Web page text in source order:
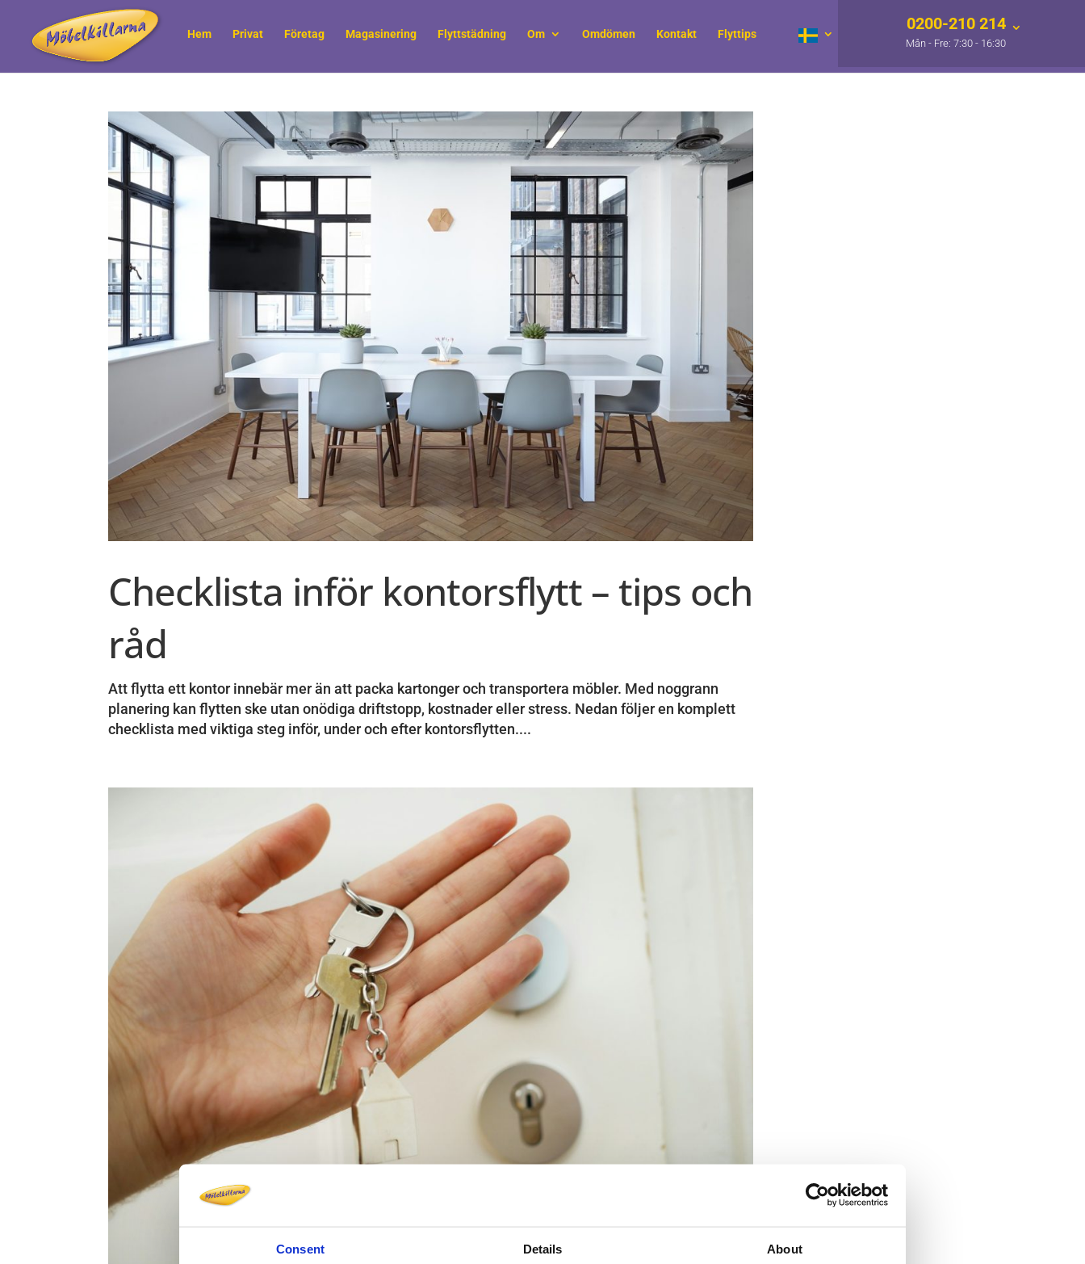
Consent Details About
Hem Privat Företag Magasinering Flyttstädning Om Omdömen Kontakt
0200-210 214
Flyttips
Checklista inför kontorsflytt – tips och
råd
Att flytta ett kontor innebär mer än att packa kartonger och transportera möbler. Med noggrann
planering kan flytten ske utan onödiga driftstopp, kostnader eller stress. Nedan följer en komplett
checklista med viktiga steg inför, under och efter kontorsflytten....